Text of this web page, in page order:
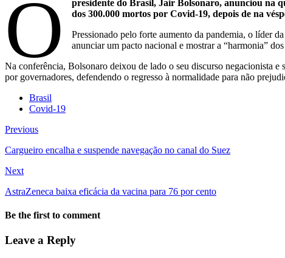
O
presidente do Brasil, Jair Bolsonaro, anunciou na
dos 300.000 mortos por Covid-19, depois de na
Pressionado pelo forte aumento da pandemia, o líder
anunciar um pacto nacional e mostrar a “harmonia”
Na conferência, Bolsonaro deixou de lado o seu discurso negacionista
por governadores, defendendo o regresso à normalidade para não
Brasil
Covid-19
Previous
Cargueiro encalha e suspende navegação no canal do Suez
Next
AstraZeneca baixa eficácia da vacina para 76 por cento
Be the first to comment
Leave a Reply